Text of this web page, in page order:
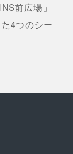
前広場」
4つのシー